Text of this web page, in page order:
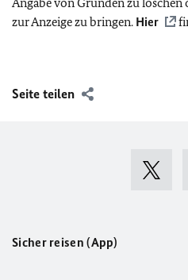
zur Anzeige zu bringen. Hier
Seite teilen
Sicher reisen (App)